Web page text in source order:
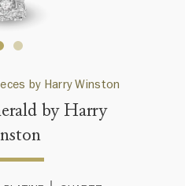
by Harry Winston
by Harry